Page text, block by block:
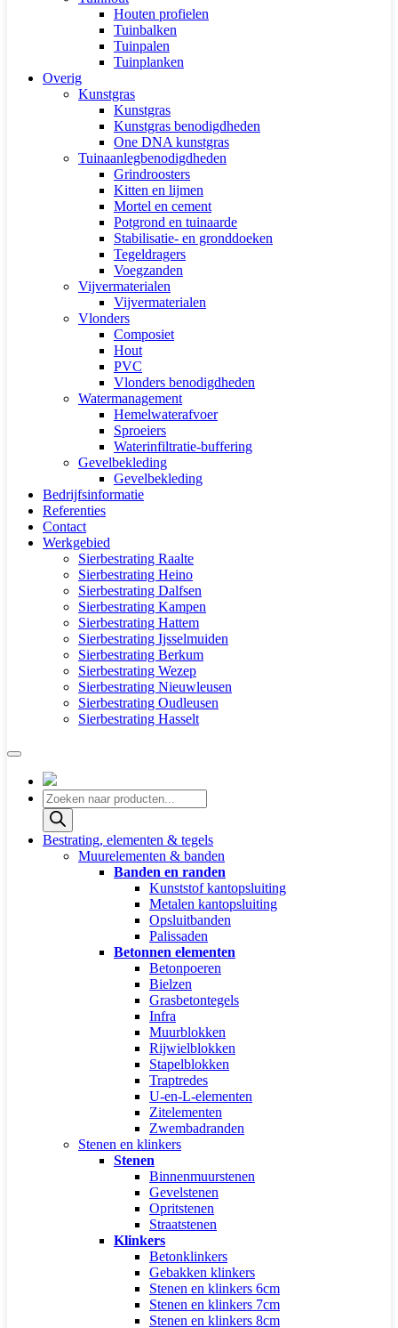
Houten profielen
Tuinbalken
Tuinpalen
Tuinplanken
Overig
Kunstgras
Kunstgras
Kunstgras benodigdheden
One DNA kunstgras
Tuinaanlegbenodigdheden
Grindroosters
Kitten en lijmen
Mortel en cement
Potgrond en tuinaarde
Stabilisatie- en gronddoeken
Tegeldragers
Voegzanden
Vijvermaterialen
Vijvermaterialen
Vlonders
Composiet
Hout
PVC
Vlonders benodigdheden
Watermanagement
Hemelwaterafvoer
Sproeiers
Waterinfiltratie-buffering
Gevelbekleding
Gevelbekleding
Bedrijfsinformatie
Referenties
Contact
Werkgebied
Sierbestrating Raalte
Sierbestrating Heino
Sierbestrating Dalfsen
Sierbestrating Kampen
Sierbestrating Hattem
Sierbestrating Ijsselmuiden
Sierbestrating Berkum
Sierbestrating Wezep
Sierbestrating Nieuwleusen
Sierbestrating Oudleusen
Sierbestrating Hasselt
Producten
zoeken
Bestrating, elementen & tegels
Muurelementen & banden
Banden en randen
Kunststof kantopsluiting
Metalen kantopsluiting
Opsluitbanden
Palissaden
Betonnen elementen
Betonpoeren
Bielzen
Grasbetontegels
Infra
Muurblokken
Rijwielblokken
Stapelblokken
Traptredes
U-en-L-elementen
Zitelementen
Zwembadranden
Stenen en klinkers
Stenen
Binnenmuurstenen
Gevelstenen
Opritstenen
Straatstenen
Klinkers
Betonklinkers
Gebakken klinkers
Stenen en klinkers 6cm
Stenen en klinkers 7cm
Stenen en klinkers 8cm